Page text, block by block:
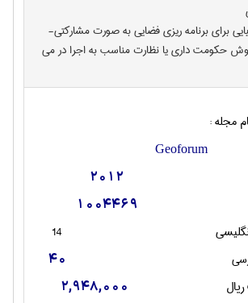
برای برنامه ریزی فضایی به صورت مشارکتی-
روش حکومت داری یا نظارت مناسب به اجرا در می
مجله :
Geoforum
2012
1004469
14
40
2,948,000